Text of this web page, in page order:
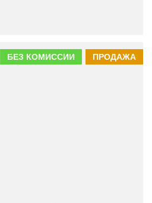
ПРОДАЖА
БЕЗ КОМИССИИ